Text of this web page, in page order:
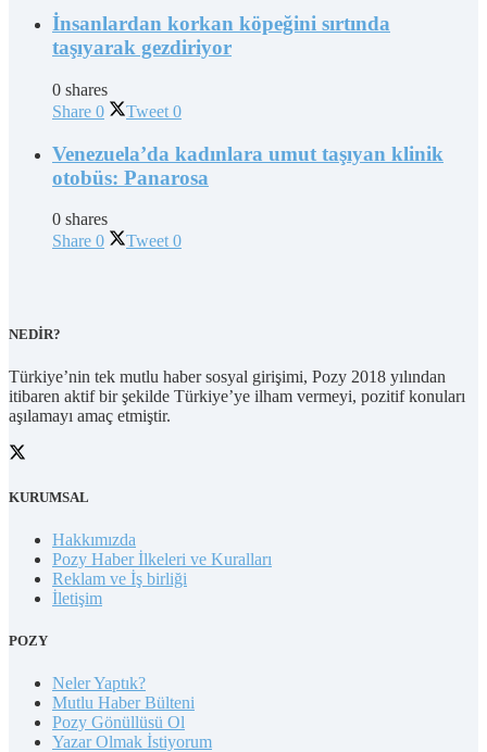
İnsanlardan korkan köpeğini sırtında
taşıyarak gezdiriyor
0 shares
Share 0 Tweet 0
Venezuela’da kadınlara umut taşıyan klinik
otobüs: Panarosa
0 shares
Share 0 Tweet 0
NEDİR?
Türkiye’nin tek mutlu haber sosyal girişimi, Pozy 2018 yılından
itibaren aktif bir şekilde Türkiye’ye ilham vermeyi, pozitif konuları
aşılamayı amaç etmiştir.
KURUMSAL
Hakkımızda
Pozy Haber İlkeleri ve Kuralları
Reklam ve İş birliği
İletişim
POZY
Neler Yaptık?
Mutlu Haber Bülteni
Pozy Gönüllüsü Ol
Yazar Olmak İstiyorum